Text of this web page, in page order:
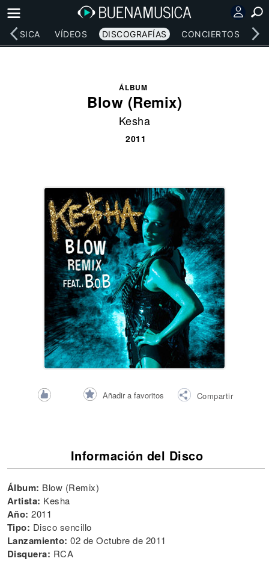
MÚSICA VÍDEOS DISCOGRAFÍAS CONCIERTOS
ÁLBUM
Blow (Remix)
Kesha
2011
Añadir a favoritos Compartir
Información del Disco
Álbum: Blow (Remix)
Artista: Kesha
Año: 2011
Tipo: Disco sencillo
Lanzamiento: 02 de Octubre de 2011
Disquera: RCA